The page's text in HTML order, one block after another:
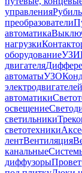
управления
преобразователи
автоматика
нагрузки
оборудование
двигателя
автоматыУЗО
электродвигателей
автоматики
освещение
светильники
светотехники
лентВентиляция
канальные
диффузоры